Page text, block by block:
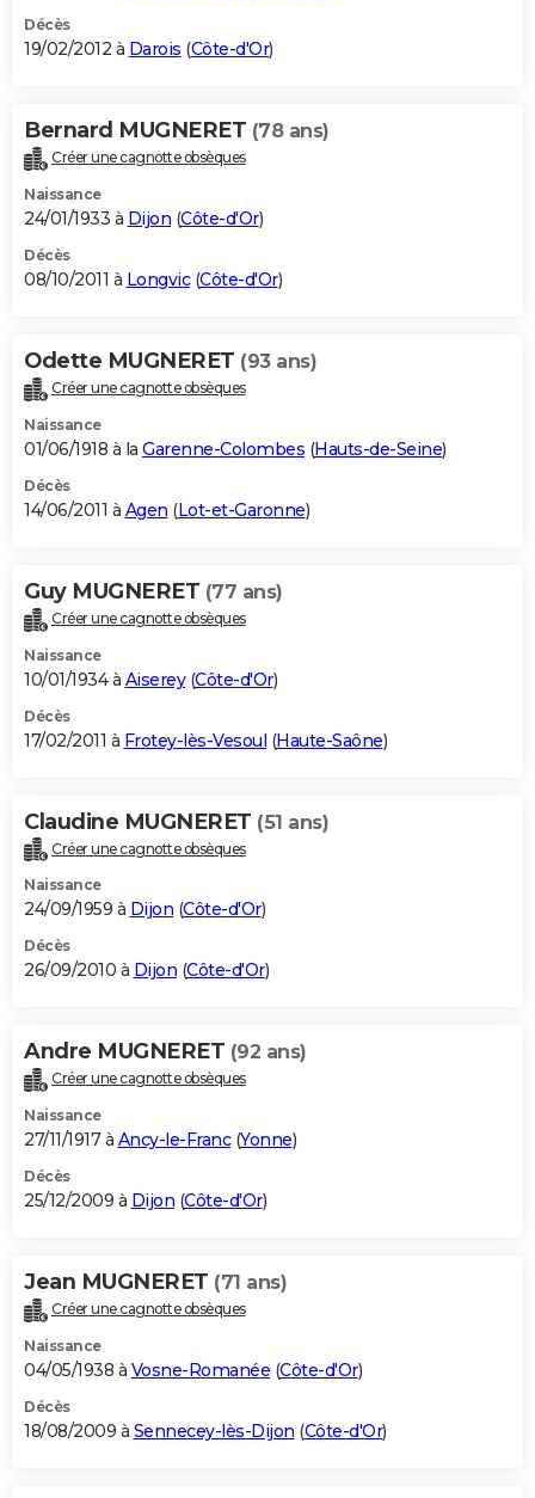
Décès
19/02/2012 à Darois (Côte-d'Or)
Bernard MUGNERET (78 ans)
Créer une cagnotte obsèques
Naissance
24/01/1933 à Dijon (Côte-d'Or)
Décès
08/10/2011 à Longvic(Côte-d'Or)
Odette MUGNERET (93 ans)
Créer une cagnotte obsèques
Naissance
01/06/1918 à la Garenne-Colombes (Hauts-de-Seine)
Décès
14/06/2011 à Agen (Lot-et-Garonne)
Guy MUGNERET (77 ans)
Créer une cagnotte obsèques
Naissance
10/01/1934 à Aiserey(Côte-d'Or)
Décès
17/02/2011 à Frotey-lès-Vesoul (Haute-Saône)
Claudine MUGNERET (51 ans)
Créer une cagnotte obsèques
Naissance
24/09/1959 à Dijon (Côte-d'Or)
Décès
26/09/2010 à Dijon (Côte-d'Or)
Andre MUGNERET (92 ans)
Créer une cagnotte obsèques
Naissance
27/11/1917 à Ancy-le-Franc(Yonne)
Décès
25/12/2009 à Dijon (Côte-d'Or)
Jean MUGNERET (71 ans)
Créer une cagnotte obsèques
Naissance
04/05/1938 à Vosne-Romanée (Côte-d'Or)
Décès
18/08/2009 à Sennecey-lès-Dijon (Côte-d'Or)